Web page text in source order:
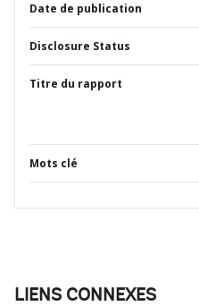
Date de publication
Disclosure Status
Titre du rapport
Mots clé
LIENS CONNEXES